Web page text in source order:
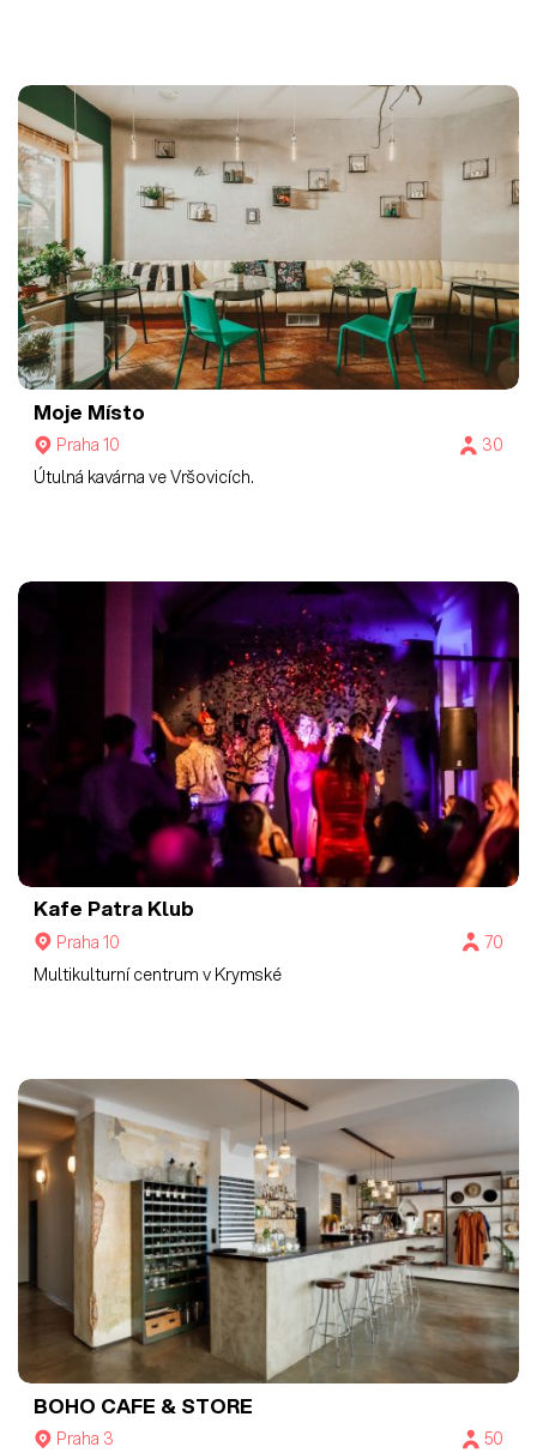
Moje Místo
Praha 10
30
Útulná kavárna ve Vršovicích.
Kafe Patra Klub
Praha 10
70
Multikulturní centrum v Krymské
BOHO CAFE & STORE
Praha 3
50